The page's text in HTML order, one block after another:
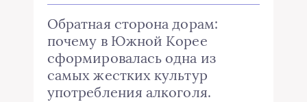
Обратная сторона дорам:
почему в Южной Корее
сформировалась одна из
самых жестких культур
употребления алкоголя.